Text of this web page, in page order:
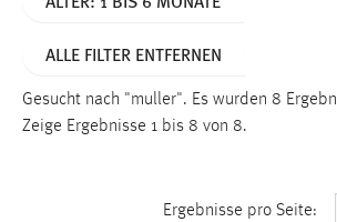
ALLE FILTER ENTFERNEN
Gesucht nach "muller". Es wurden 8
Zeige Ergebnisse 1 bis 8 von 8.
Ergebnisse pro Seite:
Name:
Dieser Cookie speichert die